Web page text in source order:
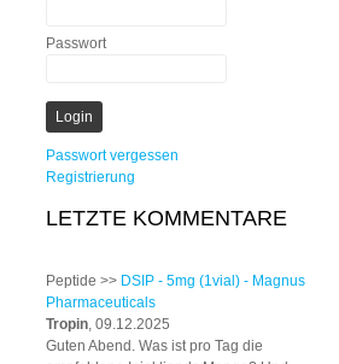
Passwort
Passwort vergessen
Registrierung
LETZTE KOMMENTARE
Peptide >> DSIP - 5mg (1vial) - Magnus
Pharmaceuticals
Tropin, 09.12.2025
Guten Abend. Was ist pro Tag die